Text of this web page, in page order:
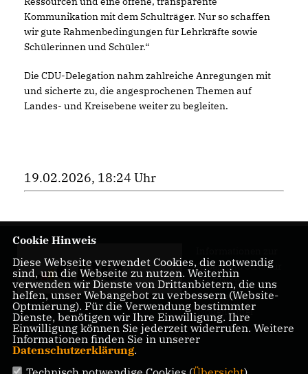
Kommunikation mit dem Schulträger. Nur so schaffen
wir gute Rahmenbedingungen für Lehrkräfte sowie
Schülerinnen und Schüler.“
Die CDU-Delegation nahm zahlreiche Anregungen mit
und sicherte zu, die angesprochenen Themen auf
Landes- und Kreisebene weiter zu begleiten.
19.02.2026, 18:24 Uhr
Arbeit und Struktur
der CDU im
Kreisverband
Wolfenbüttel
Cookie Hinweis
Diese Webseite verwendet Cookies, die notwendig
sind, um die Webseite zu nutzen. Weiterhin
verwenden wir Dienste von Drittanbietern, die uns
helfen, unser Webangebot zu verbessern (Website-
Optmierung). Für die Verwendung bestimmter
Dienste, benötigen wir Ihre Einwilligung. Ihre
Einwilligung können Sie jederzeit widerrufen. Weitere
Informationen finden Sie in unserer
Datenschutzerklärung.